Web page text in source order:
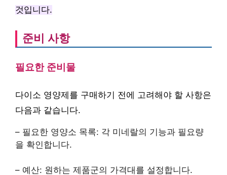
것입니다.
준비 사항
필요한 준비물
다이소 영양제를 구매하기 전에 고려해야 할 사항은
다음과 같습니다.
– 필요한 영양소 목록: 각 미네랄의 기능과 필요량
을 확인합니다.
– 예산: 원하는 제품군의 가격대를 설정합니다.